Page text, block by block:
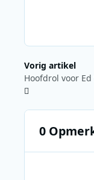
Vorig artikel
Hoofdrol voor
0